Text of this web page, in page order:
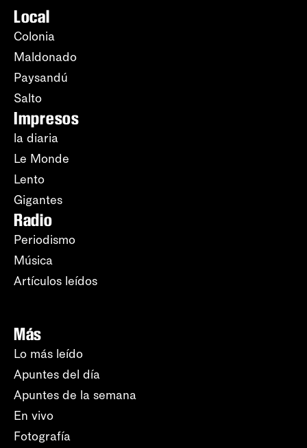
Local
Colonia
Maldonado
Paysandú
Salto
Impresos
la diaria
Le Monde
Lento
Gigantes
Radio
Periodismo
Música
Artículos leídos
Más
Lo más leído
Apuntes del día
Apuntes de la semana
En vivo
Fotografía